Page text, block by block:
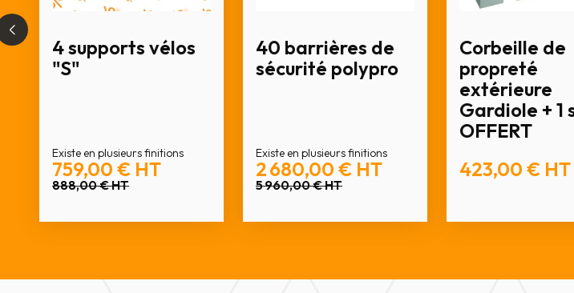
4 supports vélos
"S"
Existe en plusieurs finitions
759,00 € HT
888,00 €HT
40 barrières de
sécurité polypro
Existe en plusieurs finitions
2 680,00 € HT
5 960,00 €HT
Corbeille de
propreté
extérieure
Gardiole + 1
OFFERT
423,00 € HT